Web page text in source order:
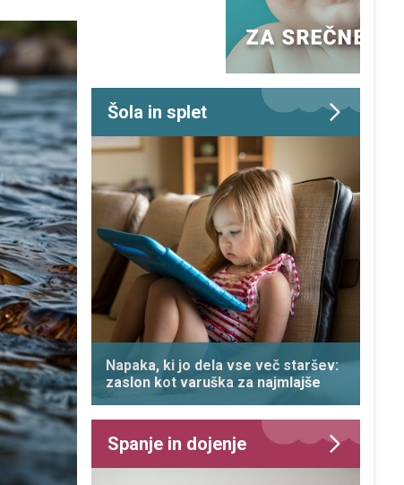
Šola in splet
Napaka, ki jo dela vse več staršev:
zaslon kot varuška za najmlajše
Spanje in dojenje